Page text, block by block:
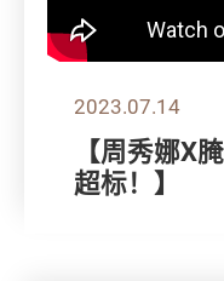
2023.07.14
【周秀娜X
超标！】